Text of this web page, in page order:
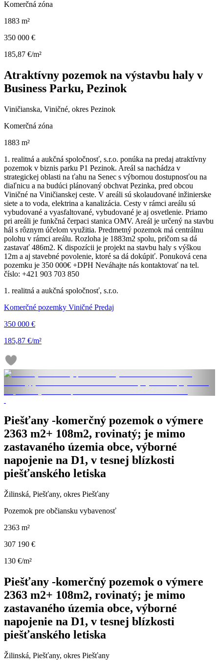
Komerčná zóna
1883 m²
350 000 €
185,87 €/m²
Atraktívny pozemok na výstavbu haly v
Business Parku, Pezinok
Viničianska, Viničné, okres Pezinok
Komerčná zóna
1883 m²
1. realitná a aukčná spoločnosť, s.r.o. ponúka na predaj atraktívny
pozemok v biznis parku P1 Pezinok. Areál sa nachádza v
strategickej oblasti na ťahu na Senec s výbornou dostupnosťou na
diaľnicu a na budúci plánovaný obchvat Pezinka, pred obcou
Viničné na Viničianskej ceste. V areáli sú skolaudované inžinierske
siete a to voda, elektrina a kanalizácia. Cesty v rámci areálu sú
vybudované a vyasfaltované, vybudované je aj osvetlenie. Priamo
pri areáli je funkčná čerpaci stanica OMV. Areál je určený na stavbu
hál s rôznym účelom využitia. Predmetný pozemok má centrálnu
polohu v rámci areálu. Rozloha je 1883m2 spolu, pričom sa dá
zastavať 486m2. K dispozícii je projekt na stavbu haly s výškou
12m a aj stavebné povolenie, ktoré sa dá dokúpiť. Ponuková cena
pozemku je 350 000€ +DPH Neváhajte nás kontaktovať na tel.
číslo: +421 903 703 850
1. realitná a aukčná spoločnosť, s.r.o.
Komerčné pozemky Viničné Predaj
350 000 €
185,87 €/m²
Piešťany -komerčný pozemok o výmere
2363 m2+ 108m2, rovinatý; je mimo
zastavaného územia obce, výborné
napojenie na D1, v tesnej blízkosti
piešťanského letiska
Žilinská, Piešťany, okres Piešťany
Pozemok pre občiansku vybavenosť
2363 m²
307 190 €
130 €/m²
Piešťany -komerčný pozemok o výmere
2363 m2+ 108m2, rovinatý; je mimo
zastavaného územia obce, výborné
napojenie na D1, v tesnej blízkosti
piešťanského letiska
Žilinská, Piešťany, okres Piešťany